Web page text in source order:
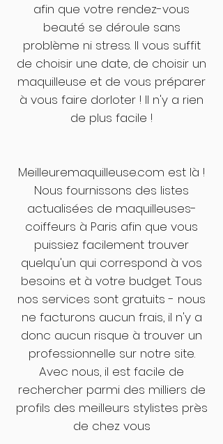
afin que votre rendez-vous
beauté se déroule sans
problème ni stress. Il vous suffit
de choisir une date, de choisir un
maquilleuse et de vous préparer
à vous faire dorloter ! Il n'y a rien
de plus facile !
Meilleuremaquilleuse.com est là !
Nous fournissons des listes
actualisées de maquilleuses-
coiffeurs à Paris afin que vous
puissiez facilement trouver
quelqu'un qui correspond à vos
besoins et à votre budget. Tous
nos services sont gratuits - nous
ne facturons aucun frais, il n'y a
donc aucun risque à trouver un
professionnelle sur notre site.
Avec nous, il est facile de
rechercher parmi des milliers de
profils des meilleurs stylistes près
de chez vous